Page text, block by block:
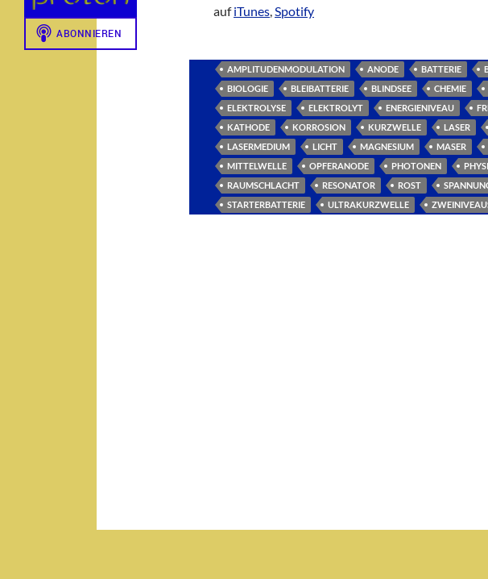
aufiTunes,Spotify
AMPLITUDENMODULATION ANODE BATTERIE
BIOLOGIE
BLEIBATTERIE BLINDSEE CHEMIE
ELEKTROLYSE
ELEKTROLYT ENERGIENIVEAU
KATHODE
KORROSION KURZWELLE LASER
LASERMEDIUM
LICHT MAGNESIUM MASER
MITTELWELLE
OPFERANODE PHOTONEN
RAUMSCHLACHT
RESONATOR ROST
STARTERBATTERIE
ULTRAKURZWELLE